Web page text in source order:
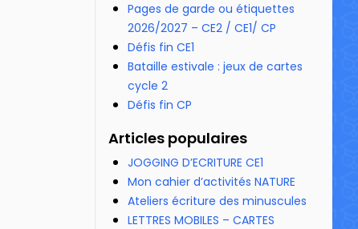
Pages de garde ou étiquettes
2026/2027 – CE2 / CE1/ CP
Défis fin CE1
Bataille estivale : jeux de cartes
cycle 2
Défis fin CP
Articles populaires
JOGGING D’ECRITURE CE1
Mon cahier d’activités NATURE
Ateliers écriture des minuscules
LETTRES MOBILES – CARTES